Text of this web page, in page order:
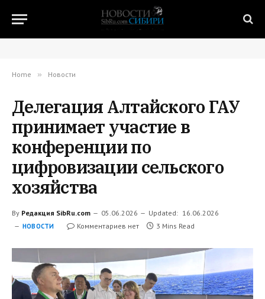
Home » Новости
Делегация Алтайского ГАУ
принимает участие в
конференции по
цифровизации сельского
хозяйства
By Редакция SibRu.com 05.06.2026 Updated: 16.06.2026
НОВОСТИ Комментариев нет 3 Mins Read